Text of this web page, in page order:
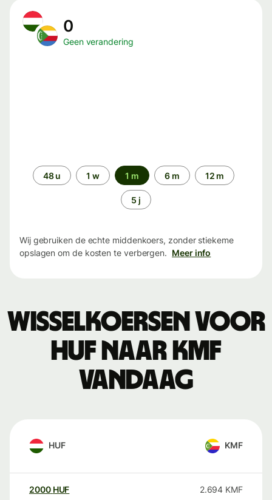
0
Geen verandering
Periode48 u 1 w 1 m 6 m 12 m
5 j
Wij gebruiken de echte middenkoers, zonder stiekeme
opslagen om de kosten te verbergen. Meer info
Wisselkoersen voor
HUF naar KMF
vandaag
HUF KMF
2000 HUF 2.694 KMF